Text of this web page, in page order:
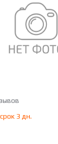
3 дн.